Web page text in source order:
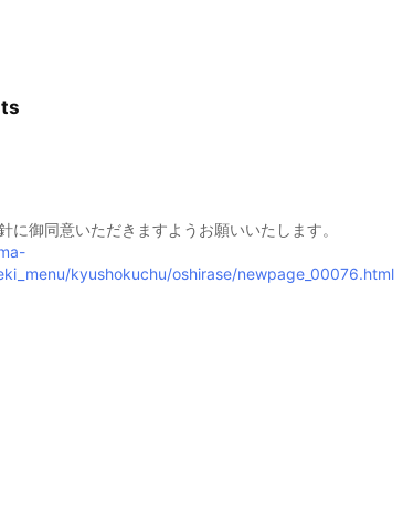
に御同意いただきますようお願いいたします。
kyushokuchu/oshirase/newpage_00076.html